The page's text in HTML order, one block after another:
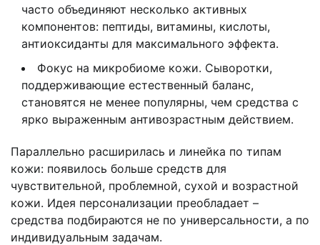
часто объединяют несколько активных
компонентов: пептиды, витамины, кислоты,
антиоксиданты для максимального эффекта.
Фокус на микробиоме кожи. Сыворотки,
поддерживающие естественный баланс,
становятся не менее популярны, чем средства с
ярко выраженным антивозрастным действием.
Параллельно расширилась и линейка по типам
кожи: появилось больше средств для
чувствительной, проблемной, сухой и возрастной
кожи. Идея персонализации преобладает –
средства подбираются не по универсальности, а по
индивидуальным задачам.